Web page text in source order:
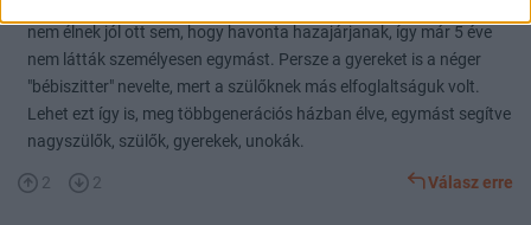
nem élnek jól ott sem, hogy havonta hazajárjanak, így már 5 éve
nem látták személyesen egymást. Persze a gyereket is a néger
"bébiszitter" nevelte, mert a szülőknek más elfoglaltságuk volt.
Lehet ezt így is, meg többgenerációs házban élve, egymást segítve
nagyszülők, szülők, gyerekek, unokák.
2 2 Válasz erre